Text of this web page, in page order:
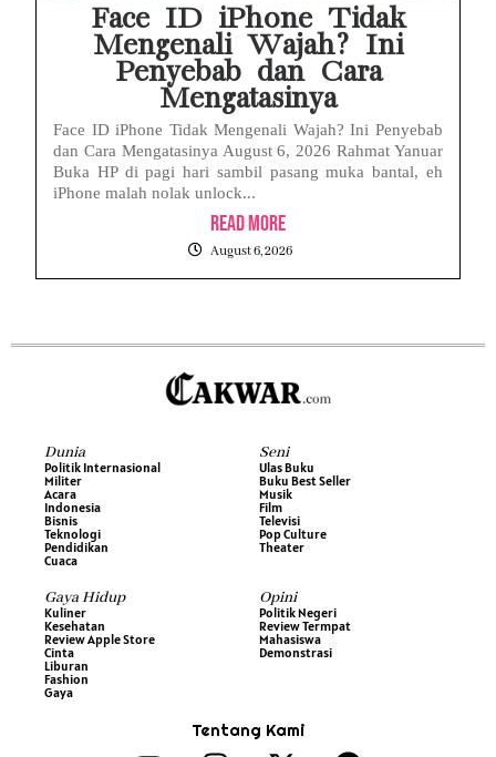
Face ID iPhone Tidak
Mengenali Wajah? Ini
Penyebab dan Cara
Mengatasinya
Face ID iPhone Tidak Mengenali Wajah? Ini Penyebab
dan Cara Mengatasinya August 6, 2026 Rahmat Yanuar
Buka HP di pagi hari sambil pasang muka bantal, eh
iPhone malah nolak unlock...
Read More
August 6, 2026
Dunia
Politik Internasional
Militer
Acara
Indonesia
Bisnis
Teknologi
Pendidikan
Cuaca
Seni
Ulas Buku
Buku Best Seller
Musik
Film
Televisi
Pop Culture
Theater
Gaya Hidup
Kuliner
Kesehatan
Review Apple Store
Cinta
Liburan
Fashion
Gaya
Opini
Politik Negeri
Review Termpat
Mahasiswa
Demonstrasi
Tentang Kami